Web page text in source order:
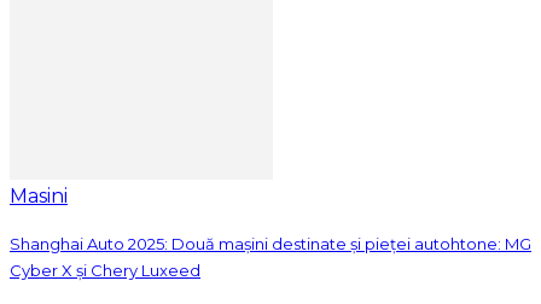
Masini
Shanghai Auto 2025: Două mașini destinate și pieței autohtone: MG
Cyber X și Chery Luxeed